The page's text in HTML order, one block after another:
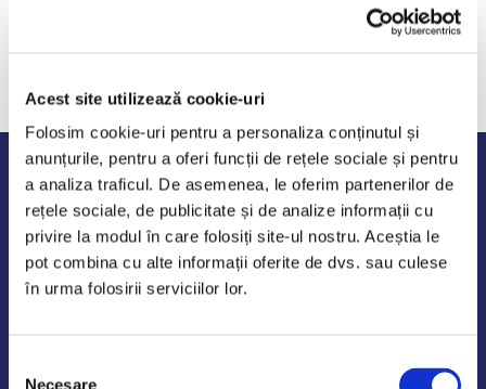
Acest site utilizează cookie-uri
Folosim cookie-uri pentru a personaliza conținutul și
anunțurile, pentru a oferi funcții de rețele sociale și pentru
a analiza traficul. De asemenea, le oferim partenerilor de
rețele sociale, de publicitate și de analize informații cu
privire la modul în care folosiți site-ul nostru. Aceștia le
pot combina cu alte informații oferite de dvs. sau culese
în urma folosirii serviciilor lor.
Necesare
Program de lucru
Luni - Vineri: 09:00-18:00
Sambata - Duminica: 10:00-14:00